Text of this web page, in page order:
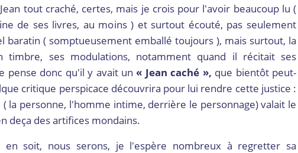
tout craché, certes, mais je crois pour l'avoir beaucoup lu (
de ses livres, au moins ) et surtout écouté, pas seulement
baratin ( somptueusement emballé toujours ), mais surtout, la
timbre, ses modulations, notamment quand il récitait ses
pense donc qu'il y avait un « Jean caché », que bientôt peut-
critique perspicace découvrira pour lui rendre cette justice :
la personne, l'homme intime, derrière le personnage) valait le
deça des artifices mondains.
en soit, nous serons, je l'espère nombreux à regretter sa